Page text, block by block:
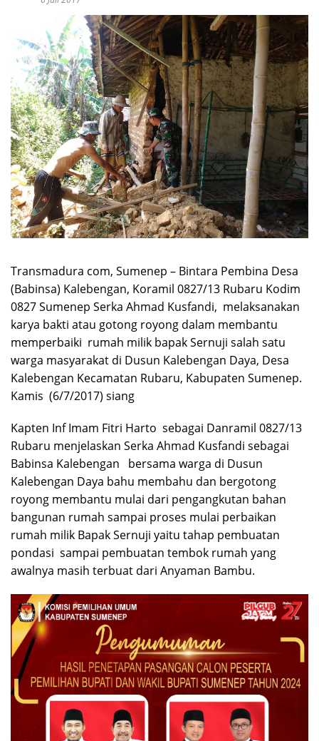
Transmadura com, Sumenep – Bintara Pembina Desa
(Babinsa) Kalebengan, Koramil 0827/13 Rubaru Kodim
0827 Sumenep Serka Ahmad Kusfandi, melaksanakan
karya bakti atau gotong royong dalam membantu
memperbaiki rumah milik bapak Sernuji salah satu
warga masyarakat di Dusun Kalebengan Daya, Desa
Kalebengan Kecamatan Rubaru, Kabupaten Sumenep.
Kamis (6/7/2017) siang‎
Kapten Inf Imam Fitri Harto sebagai Danramil 0827/13
Rubaru menjelaskan Serka Ahmad Kusfandi sebagai
Babinsa Kalebengan bersama warga di Dusun
Kalebengan Daya bahu membahu dan bergotong
royong membantu mulai dari pengangkutan bahan
bangunan rumah sampai proses mulai perbaikan
rumah milik Bapak Sernuji yaitu tahap pembuatan
pondasi sampai pembuatan tembok rumah yang
awalnya masih terbuat dari Anyaman Bambu.‎